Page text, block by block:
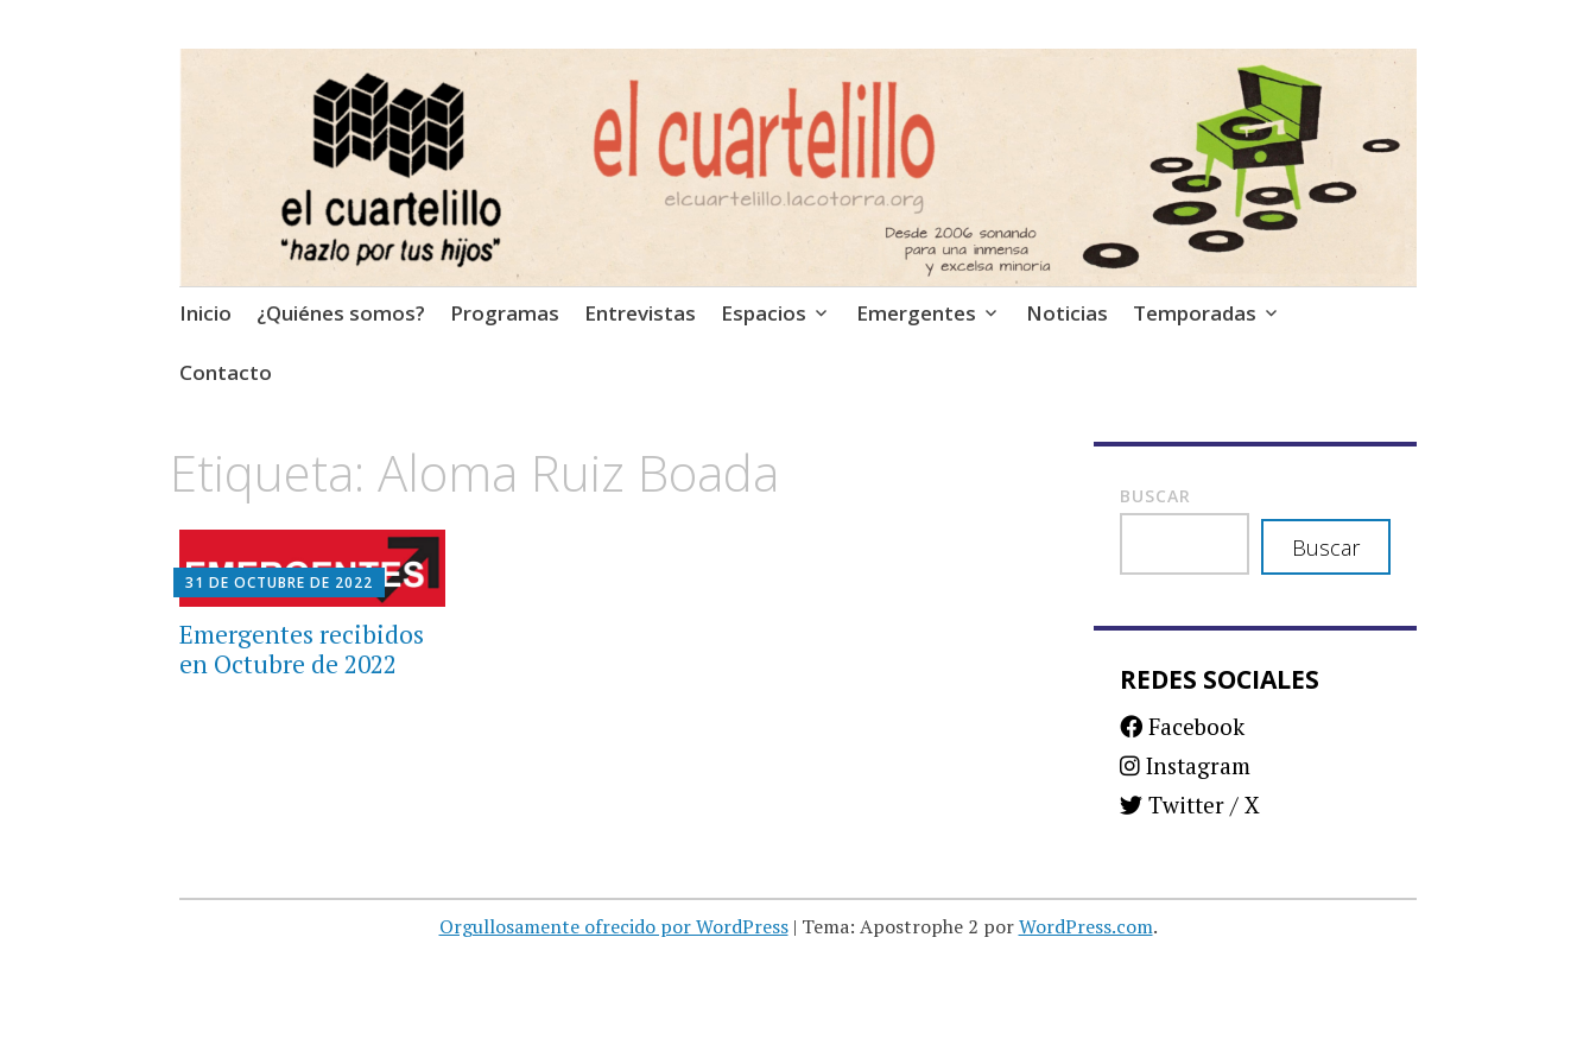
El Cuartelillo
Programa de radio de música independiente. Podcast
Saltar
contenido
Inicio ¿Quiénes somos? Programas Entrevistas Espacios Emergentes Noticias Temporadas
Contacto
Etiqueta: Aloma Ruiz Boada
31 DE OCTUBRE DE 2022
Emergentes recibidos
en Octubre de 2022
BUSCAR
Buscar
REDES SOCIALES
Facebook
Instagram
Twitter / X
Orgullosamente ofrecido por WordPress | Tema: Apostrophe 2 porWordPress.com.